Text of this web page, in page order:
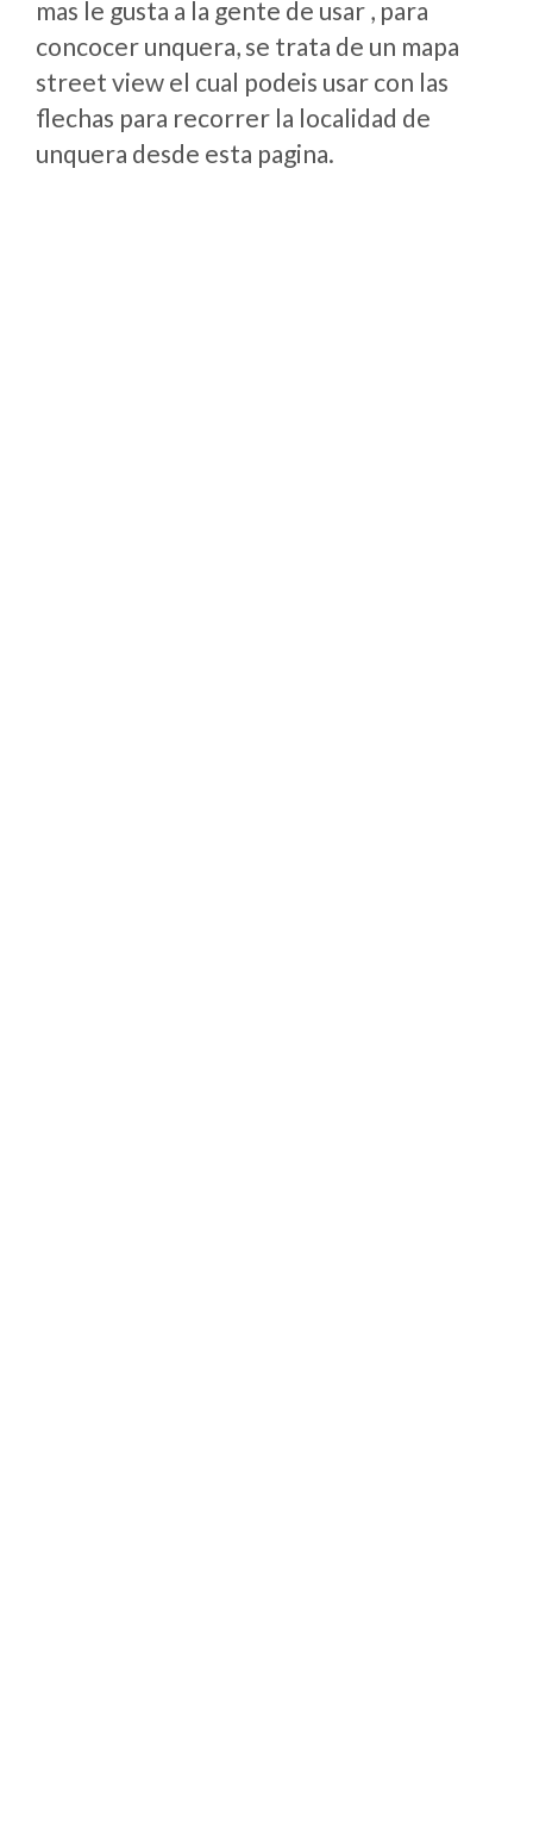
mas le gusta a la gente de usar , para
concocer unquera, se trata de un mapa
street view el cual podeis usar con las
flechas para recorrer la localidad de
unquera desde esta pagina.